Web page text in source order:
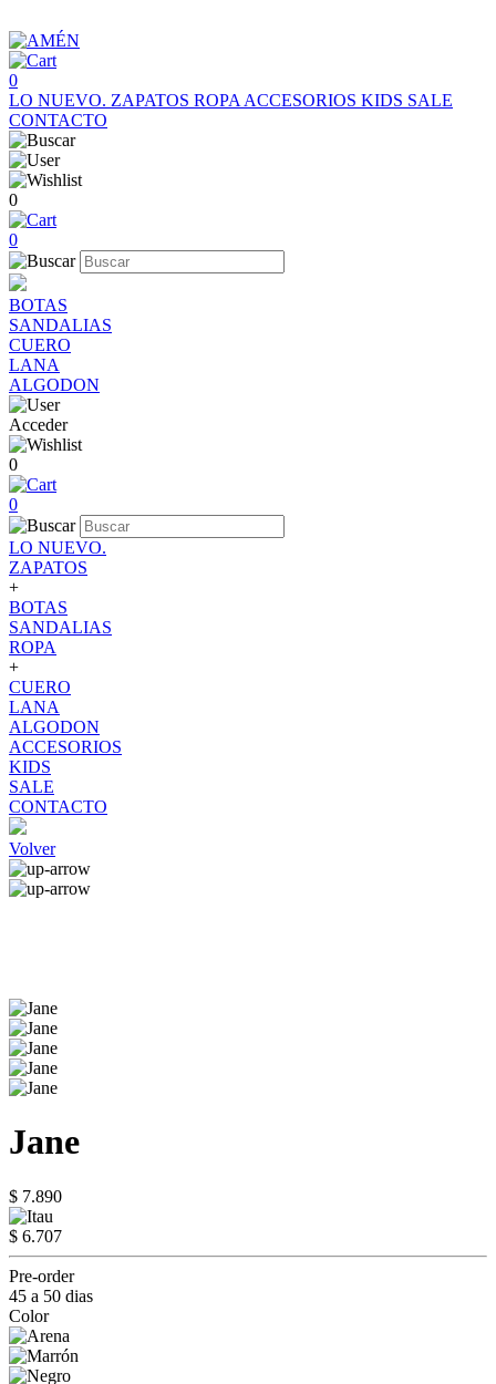
0
LO NUEVO. ZAPATOS ROPA ACCESORIOS KIDS SALE
CONTACTO
0
0
BOTAS
SANDALIAS
CUERO
LANA
ALGODON
Acceder
0
0
LO NUEVO.
ZAPATOS
+
BOTAS
SANDALIAS
ROPA
+
CUERO
LANA
ALGODON
ACCESORIOS
KIDS
SALE
CONTACTO
Volver
Jane
$ 7.890
$ 6.707
Pre-order
45 a 50 dias
Color